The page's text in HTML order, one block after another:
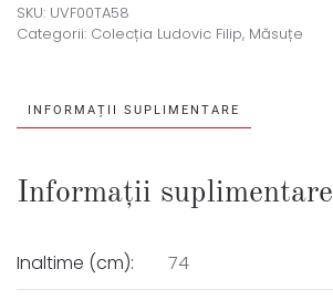
SKU: UVF00TA58
Categorii: Colecția Ludovic Filip, Măsuțe
INFORMAȚII SUPLIMENTARE
Informații suplimentare
Inaltime (cm): 74